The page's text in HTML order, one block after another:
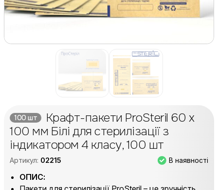
100 шт
Крафт-пакети ProSteril 60 х
100 мм Білі для стерилізації з
індикатором 4 класу, 100 шт
Артикул: 02215 В наявності
ОПИС: